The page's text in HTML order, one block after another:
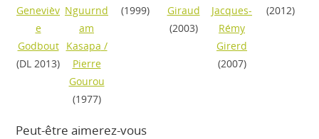
Genevièv
e
Godbout
(DL 2013)
Nguurnd
am
Kasapa /
Pierre
Gourou
(1977)
(1999)
Giraud
(2003)
Jacques-
Rémy
Girerd
(2007)
(2012)
Peut-être aimerez-vous